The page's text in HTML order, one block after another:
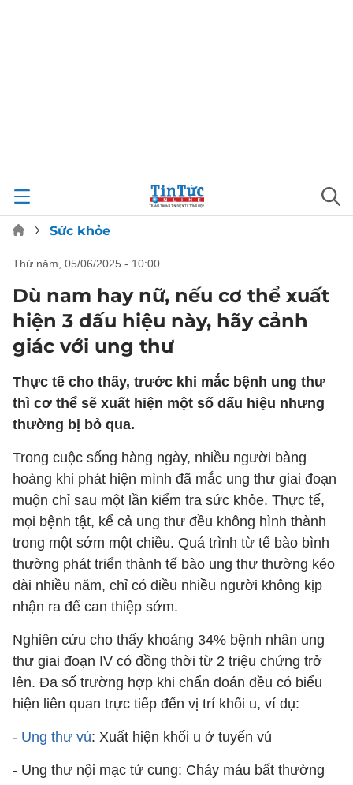
Sức khỏe
thứ năm, 05/06/2025 - 10:00
Dù nam hay nữ, nếu cơ thể xuất
hiện 3 dấu hiệu này, hãy cảnh
giác với ung thư
Thực tế cho thấy, trước khi mắc bệnh ung thư
thì cơ thể sẽ xuất hiện một số dấu hiệu nhưng
thường bị bỏ qua.
Trong cuộc sống hàng ngày, nhiều người bàng
hoàng khi phát hiện mình đã mắc ung thư giai đoạn
muộn chỉ sau một lần kiểm tra sức khỏe. Thực tế,
mọi bệnh tật, kể cả ung thư đều không hình thành
trong một sớm một chiều. Quá trình từ tế bào bình
thường phát triển thành tế bào ung thư thường kéo
dài nhiều năm, chỉ có điều nhiều người không kịp
nhận ra để can thiệp sớm.
Nghiên cứu cho thấy khoảng 34% bệnh nhân ung
thư giai đoạn IV có đồng thời từ 2 triệu chứng trở
lên. Đa số trường hợp khi chẩn đoán đều có biểu
hiện liên quan trực tiếp đến vị trí khối u, ví dụ:
- Ung thư vú: Xuất hiện khối u ở tuyến vú
- Ung thư nội mạc tử cung: Chảy máu bất thường